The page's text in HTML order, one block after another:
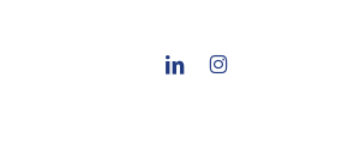
linkedininstagram